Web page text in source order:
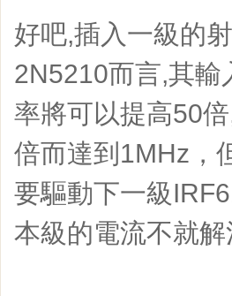
好吧,插入一級的
2N5210而言,其輸
率將可以提高50
倍而達到1MHz，
要驅動下一級
本級的電流不就